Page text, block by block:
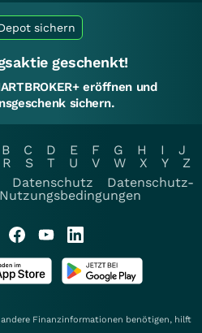
sichern
geschenkt!
eröffnen und
sichern.
B C D E F G H I
J
R S T U V W X Y
Z
Datenschutz
Datenschutz-
Nutzungsbedingungen
Finanzinformationen benötigen, hilft